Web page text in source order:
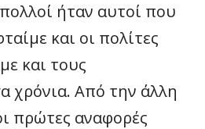
ήταν αυτοί που
και οι πολίτες
και τους
χρόνια. Από την άλλη
πρώτες αναφορές